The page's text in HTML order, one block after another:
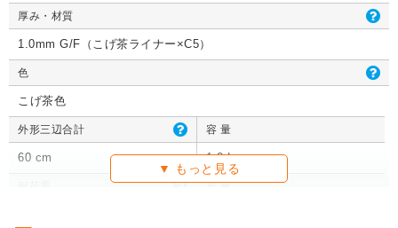
詳しくみる 詳しくみる 詳しくみる 詳し
詳しくみる 詳し
厚み・材質
1.0mm G/F（こげ茶ライナー×C5）
色
こげ茶色
外形三辺合計 容 量
60 cm 1.2 L
重 量